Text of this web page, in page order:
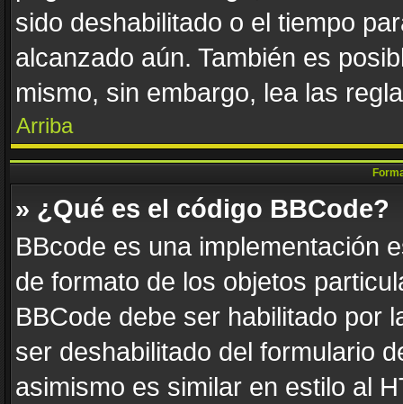
sido deshabilitado o el tiempo
alcanzado aún. También es
mismo, sin embargo, lea las
Arriba
» ¿Qué es el código BBCode?
BBcode es una implementación
de formato de los objetos
BBCode debe ser habilitado por
ser deshabilitado del formulario
asimismo es similar en estilo al